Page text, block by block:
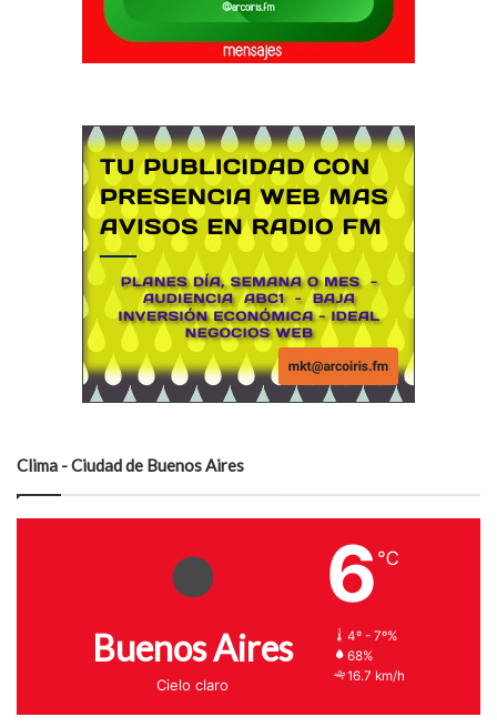
Clima - Ciudad de Buenos Aires
Buenos Aires
Cielo claro
6 ℃
4º - 7º%
68%
16.7 km/h